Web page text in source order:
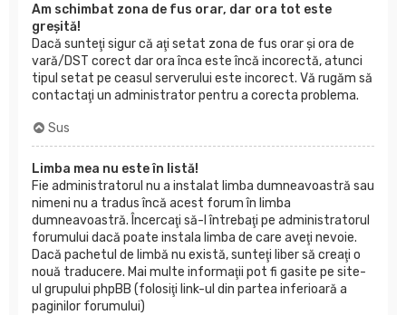
Am schimbat zona de fus orar, dar ora tot este
greşită!
Dacă sunteţi sigur că aţi setat zona de fus orar şi ora de
vară/DST corect dar ora înca este încă incorectă, atunci
tipul setat pe ceasul serverului este incorect. Vă rugăm să
contactaţi un administrator pentru a corecta problema.
Sus
Limba mea nu este în listă!
Fie administratorul nu a instalat limba dumneavoastră sau
nimeni nu a tradus încă acest forum în limba
dumneavoastră. Încercaţi să-l întrebaţi pe administratorul
forumului dacă poate instala limba de care aveţi nevoie.
Dacă pachetul de limbă nu există, sunteţi liber să creaţi o
nouă traducere. Mai multe informaţii pot fi gasite pe site-
ul grupului phpBB (folosiţi link-ul din partea inferioară a
paginilor forumului)